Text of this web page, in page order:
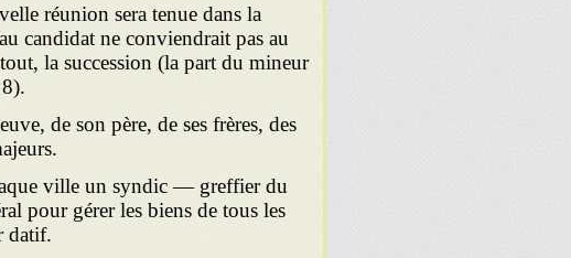
réunion sera tenue dans la
candidat ne conviendrait pas au
la succession (la part du mineur
de son père, de ses frères, des
ville un syn­dic — greffier du
pour gérer les biens de tous les
datif.